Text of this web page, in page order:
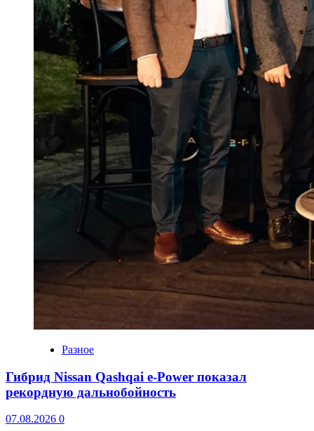
Разное
Гибрид Nissan Qashqai e-Power показал
рекордную дальнобойность
07.08.2026 0